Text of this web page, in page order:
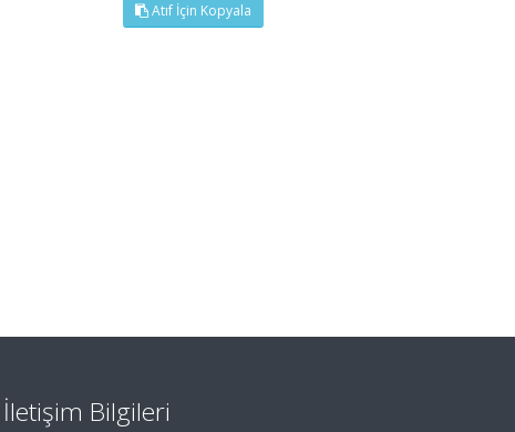
Atıf İçin Kopyala
İletişim Bilgileri